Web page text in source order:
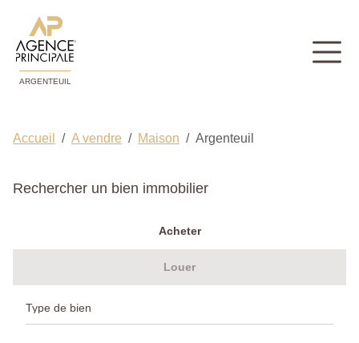
ARGENTEUIL
Accueil A vendre Maison Argenteuil
Rechercher un bien immobilier
Acheter
Louer